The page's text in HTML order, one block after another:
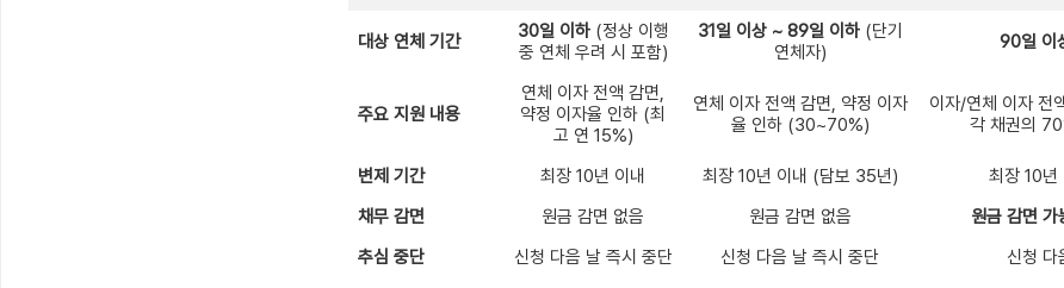
대상 연체 기간 30일 이하 (정상 이행
중 연체 우려 시 포함)
31일 이상 ~ 89일 이하 (단기
연체자)
90일 이
주요 지원 내용
연체 이자 전액 감면,
약정 이자율 인하 (최
고 연 15%)
연체 이자 전액 감면, 약정 이자
율 인하 (30~70%)
이자/연체 이자 전
각 채권의
변제 기간 최장 10년 이내 최장 10년 이내 (담보 35년)
최장 10
채무 감면
원금 감면 없음 원금 감면 없음 원금 감면 가
추심 중단
신청 다음 날 즉시 중단 신청 다음 날 즉시 중단 신청 다